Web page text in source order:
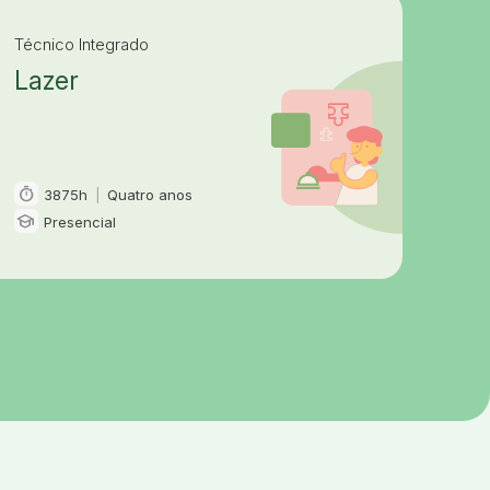
Técnico Integrado
Lazer
timer
Carga horária e duração
3875h Quatro anos
school
Modalidade
Presencial